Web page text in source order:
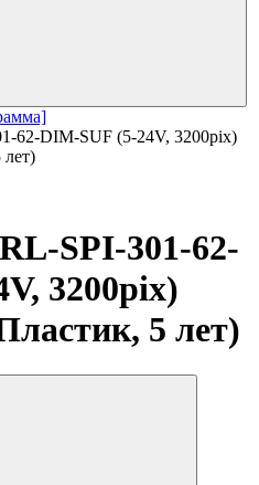
62-DIM-SUF (5-24V, 3200pix)
SPI-301-62-
3200pix)
5 лет)